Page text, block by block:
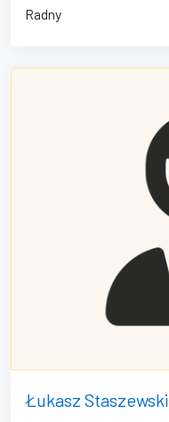
Radny
Łukasz Staszewski